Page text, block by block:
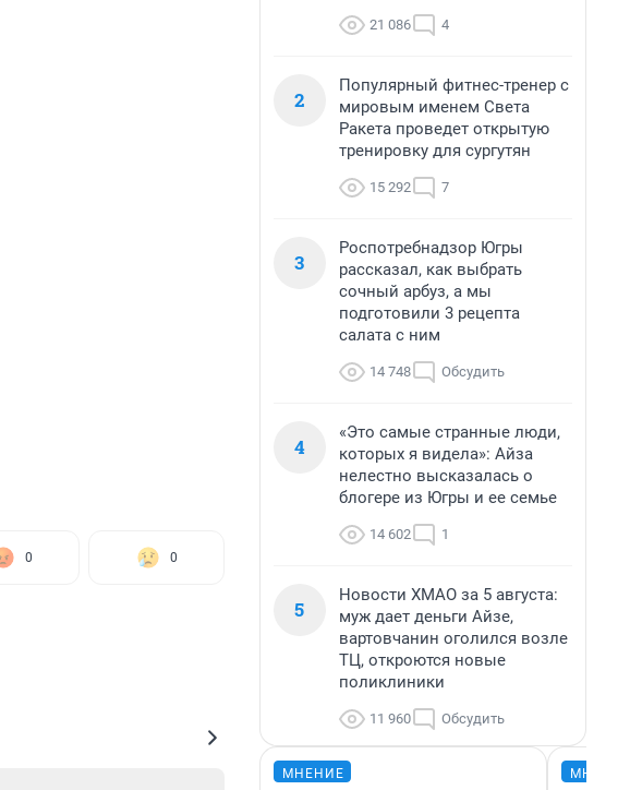
0 0
21 086 4
2
Популярный фитнес-тренер с
мировым именем Света
Ракета проведет открытую
тренировку для сургутян
15 292 7
3
Роспотребнадзор Югры
рассказал, как выбрать
сочный арбуз, а мы
подготовили 3 рецепта
салата с ним
14 748 Обсудить
4
«Это самые странные люди,
которых я видела»: Айза
нелестно высказалась о
блогере из Югры и ее семье
14 602 1
5
Новости ХМАО за 5 августа:
муж дает деньги Айзе,
вартовчанин оголился возле
ТЦ, откроются новые
поликлиники
11 960 Обсудить
МНЕНИЕ